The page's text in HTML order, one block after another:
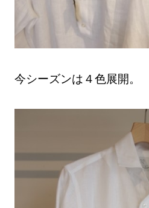
今シーズンは４色展開。